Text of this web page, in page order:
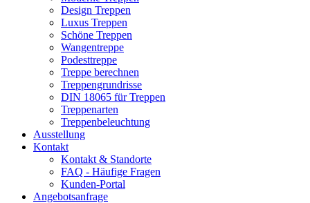
Design Treppen
Luxus Treppen
Schöne Treppen
Wangentreppe
Podesttreppe
Treppe berechnen
Treppengrundrisse
DIN 18065 für Treppen
Treppenarten
Treppenbeleuchtung
Ausstellung
Kontakt
Kontakt & Standorte
FAQ - Häufige Fragen
Kunden-Portal
Angebotsanfrage